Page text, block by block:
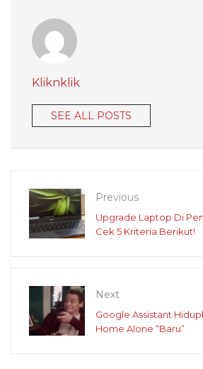
Kliknklik
SEE ALL POSTS
Previous
Upgrade Laptop Di
Cek 5 Kriteria Berikut!
Next
Google Assistant
Home Alone “Baru”